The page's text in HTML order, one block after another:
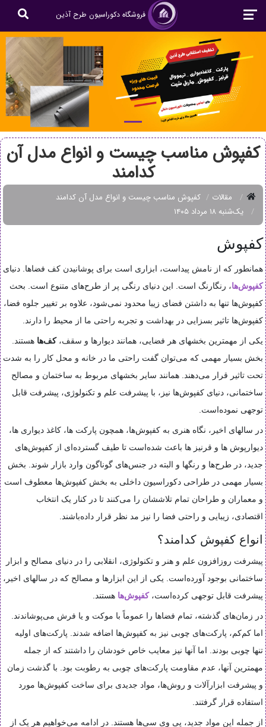
فروشگاه دکوراسیون طرح آذین
کفپوش مناسب چیست و انواع مدل آن
کدامند
مقالات
کفپوش مناسب چیست و انواع مدل آن کدامند
یک‌شنبه ۱۸ مرداد ۱۴۰۵
کفپوش
همانطور که از نامش پیداست، ابزاری است برای پوشانیدن کف فضاها. دنیای
کفپوش‌ها، رنگارنگ است. این دنیای رنگی پر از طرح‌های متنوع است. بحث
کفپوش‌ها تنها به داشتن فضای زیبا محدود نمی‌شود، علاوه بر تغییر جلوه فضا،
کفپوش‌ها تاثیر بسزایی در بهداشت و تجربه راحتی ما از محیط را دارند.
یکی از مهمترین بخشهای هر فضایی، همانند دیوارها و سقف،کف‌ها هستند.
بخش بسیار مهمی که می‌توان گفت راحتی ما در خانه و محل کار را به شدت
تحت تاثیر قرار می‌دهند. همانند سایر بخشهای مربوط به ساختمان و مصالح
ساختمانی، دنیای کفپوش‌ها نیز، با پیشرفت علم و تکنولوژی، پیشرفت قابل
توجهی نموده‌است.
در سالهای اخیر، نگاه هنری به کفپوش‌ها، همچون پارکت ها، کاغذ دیواری ها،
دیوارپوش ها و قرنیز ها باعث شده‌است تا طیف گسترده‌ای از کفپوش‌های
جدید، در طرح‌ها و رنگها و البته در جنس‌های گوناگون وارد بازار شوند. بخش
بسیار مهمی در طراحی دکوراسیون داخلی به بخش کفپوش‌ها معطوف است
و معماران و طراحان تمام تلاششان را می‌کنند تا در کنار یک انتخاب
اقتصادی، زیبایی و راحتی فضا را نیز مد نظر قرار داده‌باشند.
انواع کفپوش‌ کدامند؟
پیشرفت روزافزون علم و هنر و تکنولوژی، انقلابی را در دنیای مصالح و ابزار
ساختمانی بوجود آورده‌است. یکی از این ابزارها و مصالح که در سالهای اخیر،
پیشرفت قابل توجهی کرده‌است،کفپوش‌ها هستند.
در زمان‌های گذشته، تمام فضاها را عموماً با موکت و یا فرش می‌پوشاندند.
اما کم‌کم، پارکت‌های چوبی نیز به کفپوش‌ها اضافه شدند. پارکت‌های اولیه
تنها چوبی بودند. اما آنها نیز معایب خاص خودشان را داشتند که از جمله
مهمترین آنها، عدم مقاومت پارکت‌های چوبی به رطوبت بود. با گذشت زمان
و پیشرفت ابزارآلات و روش‌ها،‌ مواد جدیدی برای ساخت کفپوش‌ها مورد
استفاده قرار گرفتند.
از جمله این مواد جدید، ‌پی وی سی‌ها هستند. در ادامه می‌خواهیم هر یک از